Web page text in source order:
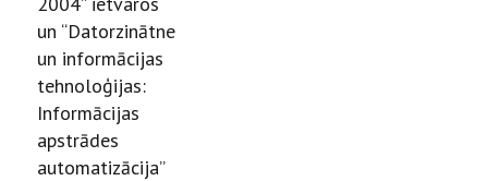
un “Datorzinātne
un informācijas
tehnoloģijas:
Informācijas
apstrādes
automatizācija”